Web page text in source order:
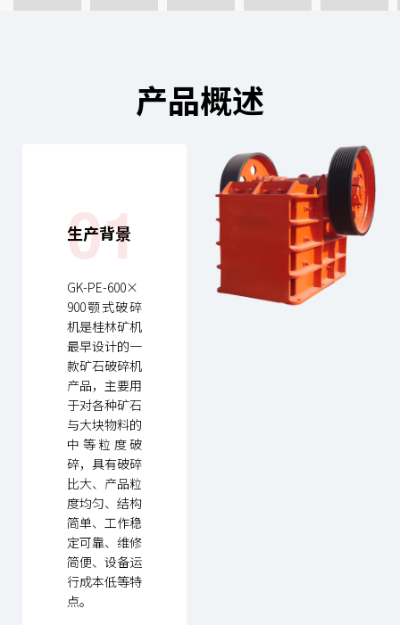
产品概述
01
生产背景
GK-PE-600×
900颚式破碎
机是桂林矿机
最早设计的一
款矿石破碎机
产品，主要用
于对各种矿石
与大块物料的
中等粒度破
碎，具有破碎
比大、产品粒
度均匀、结构
简单、工作稳
定可靠、维修
简便、设备运
行成本低等特
点。